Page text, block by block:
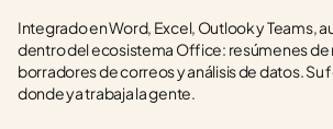
Integrado en Word, Excel, Outlook y Teams,
dentro del ecosistema Office: resúmenes de
borradores de correos y análisis de datos. Su
donde ya trabaja la gente.